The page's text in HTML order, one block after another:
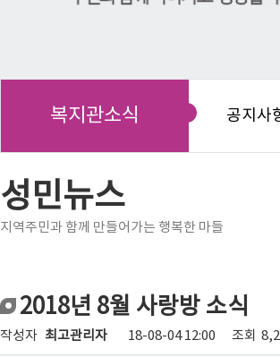
복지관소식 공지사
성민뉴스
지역주민과 함께 만들어가는 행복한 마들
2018년 8월 사랑방 소식
작성자 최고관리자 18-08-04 12:00 조회